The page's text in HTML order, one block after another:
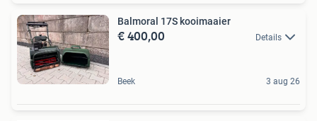
Balmoral 17S kooimaaier
€ 400,00 Details
Beek 3 aug 26